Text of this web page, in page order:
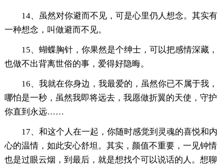
14、虽然对你避而不见，可是心里仍人想念。其实有
一种想念，叫做避而不见。
15、蝴蝶胸针，你果然是个绅士，可以把感情深藏，
也做不出背离世俗的事，爱得好隐晦。
16、我就在你身边，我最爱的，虽然你已不属于我，
哪怕是一秒，虽然我即将远去，我愿做折翼的天使，守护
你直到永远……
17、和这个人在一起，你随时感觉到灵魂的喜悦和内
心的温情，如此安心舒坦。其实，颜值不重要，一见钟情
也是过眼云烟，到最后，就是想找个可以说话的人。想聊